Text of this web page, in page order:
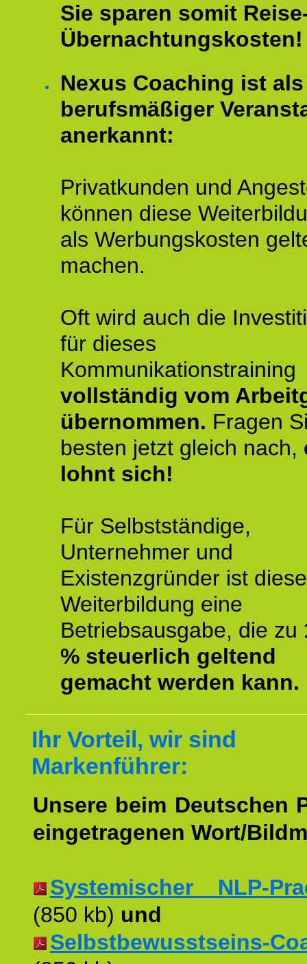
Sie sparen somit
Übernachtungskosten!
Nexus Coaching ist als
berufsmäßiger
anerkannt:
Privatkunden und
können diese
als Werbungskosten
machen.
Oft wird auch die
für dieses
Kommunikationstraining
vollständig vom
übernommen. Fragen
besten jetzt gleich nach,
lohnt sich!
Für Selbstständige,
Unternehmer und
Existenzgründer ist diese
Weiterbildung eine
Betriebsausgabe, die zu
% steuerlich geltend
gemacht werden kann.
Ihr Vorteil, wir sind
Markenführer:
Unsere beim Deutschen
eingetragenen Wort/
Systemischer NLP-
(850 kb) und
Selbstbewusstseins-